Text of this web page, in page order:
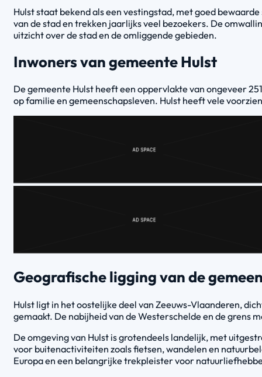
Hulst staat bekend als een vestingstad, met goed
van de stad en trekken jaarlijks veel bezoekers. De
uitzicht over de stad en de omliggende gebieden.
Inwoners van gemeente Hulst
De gemeente Hulst heeft een oppervlakte van ongeveer
op familie en gemeenschapsleven. Hulst heeft vele
Geografische ligging van de
Hulst ligt in het oostelijke deel van Zeeuws-Vlaanderen,
gemaakt. De nabijheid van de Westerschelde en de grens
De omgeving van Hulst is grotendeels landelijk, met
voor buitenactiviteiten zoals fietsen, wandelen en
Europa en een belangrijke trekpleister voor